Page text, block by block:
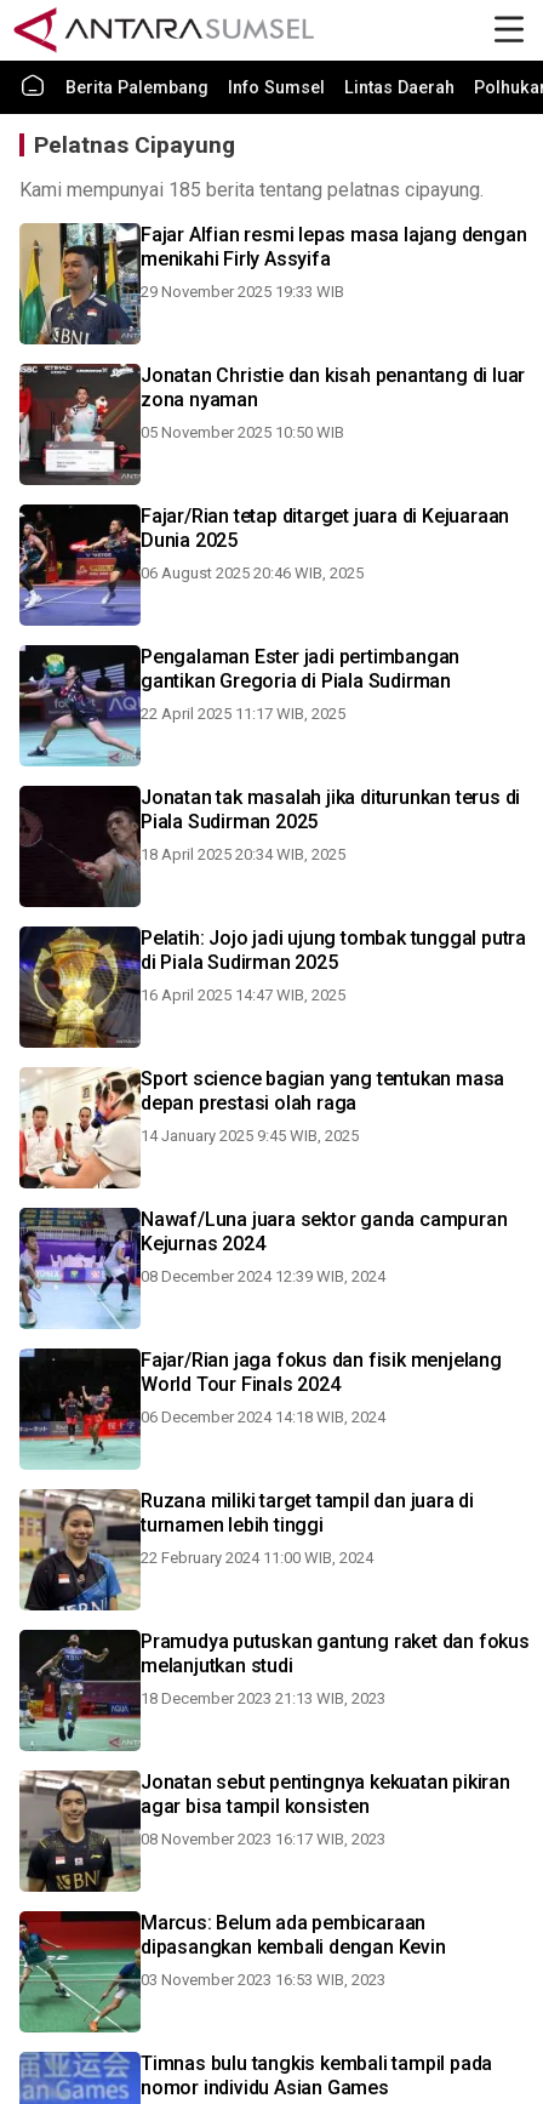
Berita Palembang Info Sumsel Lintas Daerah
Pelatnas Cipayung
Kami mempunyai 185 berita tentang pelatnas cipayung.
Fajar Alfian resmi lepas masa lajang dengan
menikahi Firly Assyifa
29 November 2025 19:33 WIB
Jonatan Christie dan kisah penantang di luar
zona nyaman
05 November 2025 10:50 WIB
Fajar/Rian tetap ditarget juara di Kejuaraan
Dunia 2025
06 August 2025 20:46 WIB, 2025
Pengalaman Ester jadi pertimbangan
gantikan Gregoria di Piala Sudirman
22 April 2025 11:17 WIB, 2025
Jonatan tak masalah jika diturunkan terus di
Piala Sudirman 2025
18 April 2025 20:34 WIB, 2025
Pelatih: Jojo jadi ujung tombak tunggal putra
di Piala Sudirman 2025
16 April 2025 14:47 WIB, 2025
Sport science bagian yang tentukan masa
depan prestasi olah raga
14 January 2025 9:45 WIB, 2025
Nawaf/Luna juara sektor ganda campuran
Kejurnas 2024
08 December 2024 12:39 WIB, 2024
Fajar/Rian jaga fokus dan fisik menjelang
World Tour Finals 2024
06 December 2024 14:18 WIB, 2024
Ruzana miliki target tampil dan juara di
turnamen lebih tinggi
22 February 2024 11:00 WIB, 2024
Pramudya putuskan gantung raket dan fokus
melanjutkan studi
18 December 2023 21:13 WIB, 2023
Jonatan sebut pentingnya kekuatan pikiran
agar bisa tampil konsisten
08 November 2023 16:17 WIB, 2023
Marcus: Belum ada pembicaraan
dipasangkan kembali dengan Kevin
03 November 2023 16:53 WIB, 2023
Timnas bulu tangkis kembali tampil pada
nomor individu Asian Games